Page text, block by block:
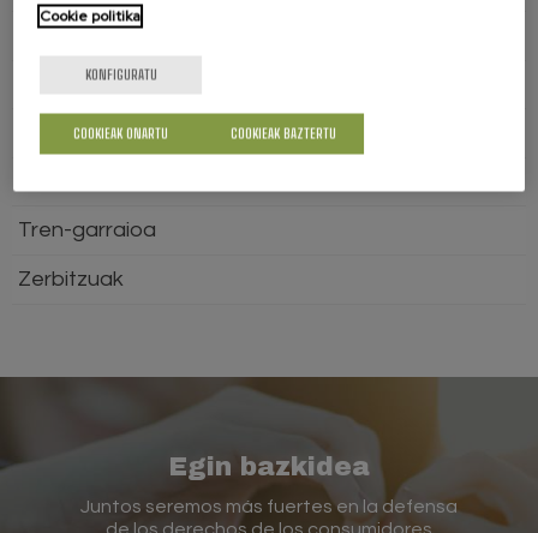
Kontsumorako kredituak
Merkataritza
Osasuna
Tren-garraioa
Zerbitzuak
Egin bazkidea
Juntos seremos más fuertes en la defensa
de los derechos de los consumidores
Cookie politika
KONFIGURATU
COOKIEAK BAZTERTU
COOKIEAK ONARTU